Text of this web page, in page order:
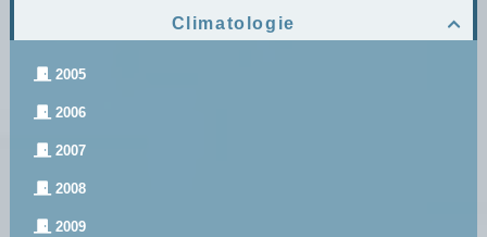

Climatologie
2005
2006
2007
2008
2009